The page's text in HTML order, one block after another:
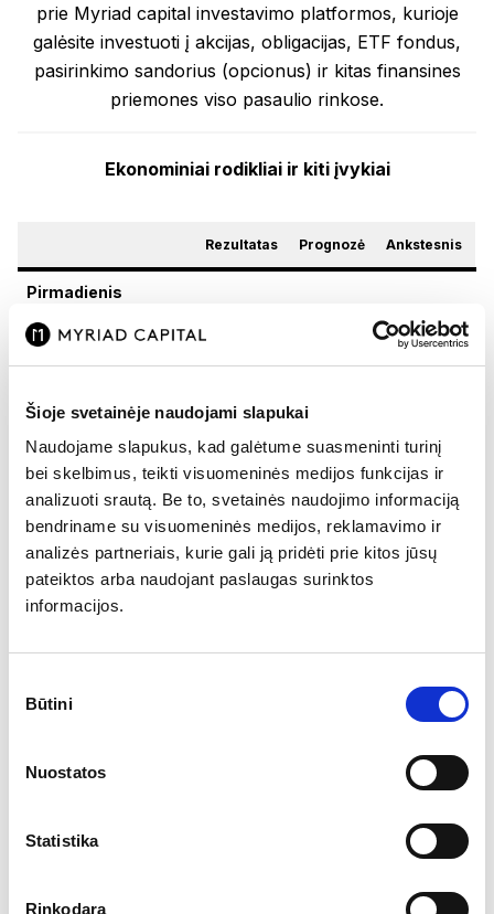
Šioje svetainėje naudojami slapukai
Naudojame slapukus, kad galėtume suasmeninti turinį
bei skelbimus, teikti visuomeninės medijos funkcijas ir
analizuoti srautą. Be to, svetainės naudojimo informaciją
bendriname su visuomeninės medijos, reklamavimo ir
analizės partneriais, kurie gali ją pridėti prie kitos jūsų
pateiktos arba naudojant paslaugas surinktos
informacijos.
pasirinkimas
Būtini
Nuostatos
Statistika
Rinkodara
prie Myriad capital investavimo platformos, kurioje
galėsite investuoti į akcijas, obligacijas, ETF fondus,
pasirinkimo sandorius (opcionus) ir kitas finansines
priemones viso pasaulio rinkose.
Ekonominiai rodikliai ir kiti įvykiai
Rezultatas Prognozė Ankstesnis
Pirmadienis
11:00 | Euro zonos
birželio mėn.
PMI
11:00 | Euro zonos
birželio mėn.
paslaugų sektoriaus
PMI
50,0 50,0 49,7
Antradienis
birželio mėn. IFO
indeksas
pardavimai
743 tūkst.